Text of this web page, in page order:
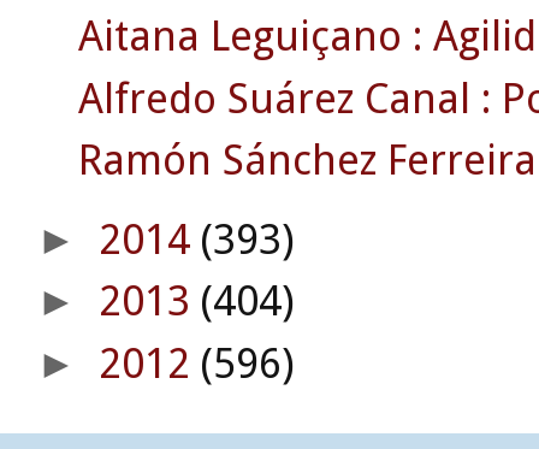
Aitana Leguiçano :
Alfredo Suárez Canal :
Ramón Sánchez
► 2014 (393)
► 2013 (404)
► 2012 (596)